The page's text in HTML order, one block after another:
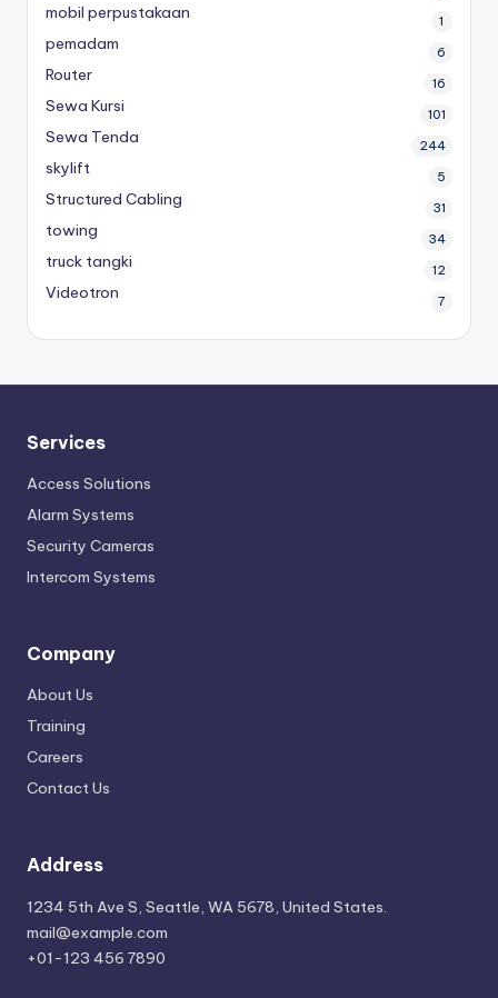
mobil perpustakaan 1
pemadam 6
Router 16
Sewa Kursi 101
Sewa Tenda 244
skylift 5
Structured Cabling 31
towing 34
truck tangki 12
Videotron 7
Services
Access Solutions
Alarm Systems
Security Cameras
Intercom Systems
Company
About Us
Training
Careers
Contact Us
Address
1234 5th Ave S, Seattle, WA 5678, United States.
mail@example.com
+01-123 456 7890